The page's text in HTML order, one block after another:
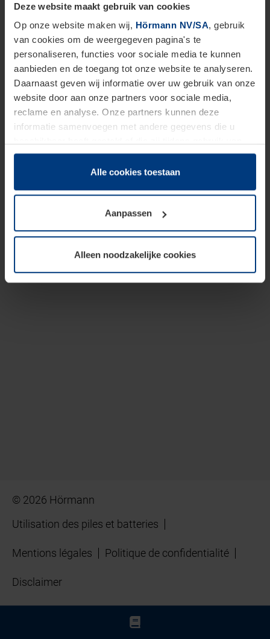
Deze website maakt gebruik van cookies
Op onze website maken wij, Hörmann NV/SA, gebruik
van cookies om de weergegeven pagina's te
personaliseren, functies voor sociale media te kunnen
aanbieden en de toegang tot onze website te analyseren.
Daarnaast geven wij informatie over uw gebruik van onze
website door aan onze partners voor sociale media,
reclame en analyse. Onze partners kunnen deze
informatie samenvoegen met andere gegevens die u
hun diensten hebben verzameld.
Juridisch hebben wij het recht om cookies op uw
van deze pagina's absoluut vereist is. Voor alle andere
soorten cookies is uw toestemming benodigd. Uw
toestemming kunt u op elk moment bij de uitleg van de
wijzigen of herroepen.
Alle cookies toestaan
Aanpassen
Alleen noodzakelijke cookies
© 2026 Hörmann
Utilisation des piles et batteries
Mentions légales Politique de confidentialité
Disclaimer